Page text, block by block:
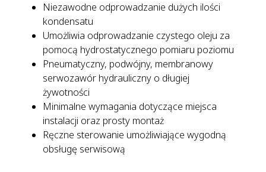
Niezawodne odprowadzanie dużych ilości
kondensatu
Umożliwia odprowadzanie czystego oleju za
pomocą hydrostatycznego pomiaru poziomu
Pneumatyczny, podwójny, membranowy
serwozawór hydrauliczny o długiej
żywotności
Minimalne wymagania dotyczące miejsca
instalacji oraz prosty montaż
Ręczne sterowanie umożliwiające wygodną
obsługę serwisową